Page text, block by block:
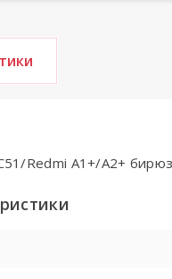
Redmi A1+/A2+